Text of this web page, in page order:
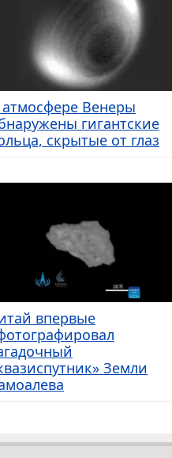
Венеры
гигантские
скрытые от глаз
впервые
Земли